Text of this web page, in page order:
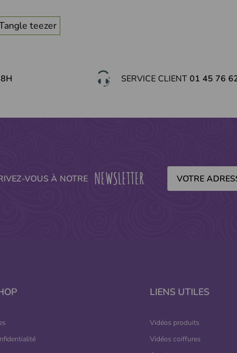
teezer
SERVICE CLIENT 01 45 76
VOUS À NOTRE NEWSLETTER
LIENS UTILES
Vidéos produits
Vidéos coiffures